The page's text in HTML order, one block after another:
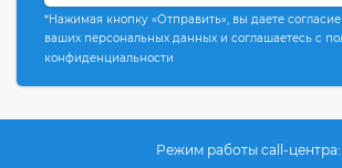
*Нажимая кнопку «Отправить», вы даете
ваших персональных данных и соглашаетесь с
конфиденциальности
Режим работы call-центра: